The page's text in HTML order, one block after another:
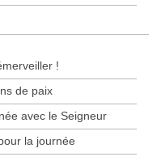
!
de paix
avec le Seigneur
la journée